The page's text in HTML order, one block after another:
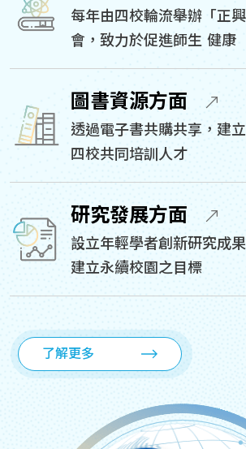
每年由四校輪流舉辦「正
會，致力於促進師生 健康
圖書資源方面
透過電子書共購共享，建
四校共同培訓人才
研究發展方面
設立年輕學者創新研究成
建立永續校園之目標
了解更多